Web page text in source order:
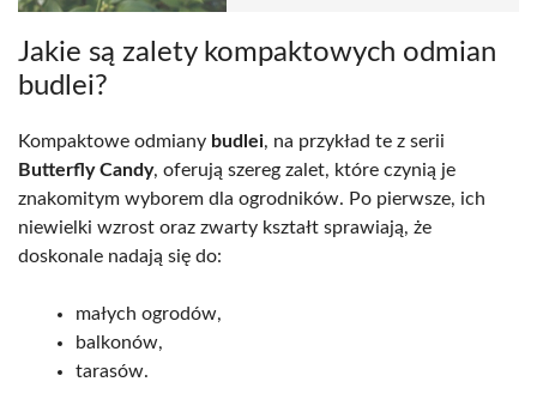
Jakie są zalety kompaktowych odmian
budlei?
Kompaktowe odmiany budlei, na przykład te z serii
Butterfly Candy, oferują szereg zalet, które czynią je
znakomitym wyborem dla ogrodników. Po pierwsze, ich
niewielki wzrost oraz zwarty kształt sprawiają, że
doskonale nadają się do:
małych ogrodów,
balkonów,
tarasów.